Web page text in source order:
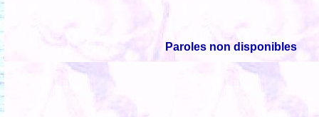
Paroles non disponibles